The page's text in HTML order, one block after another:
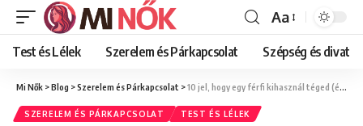
Font
Resizer
Aa
Test és Lélek Szerelem és Párkapcsolat Szépség és divat
Mi Nők >Blog >Szerelem és Párkapcsolat >10 jel, hogy egy férfi kihasznál téged (és nincs valódi érzése irántad)
SZERELEM ÉS PÁRKAPCSOLAT TEST ÉS LÉLEK